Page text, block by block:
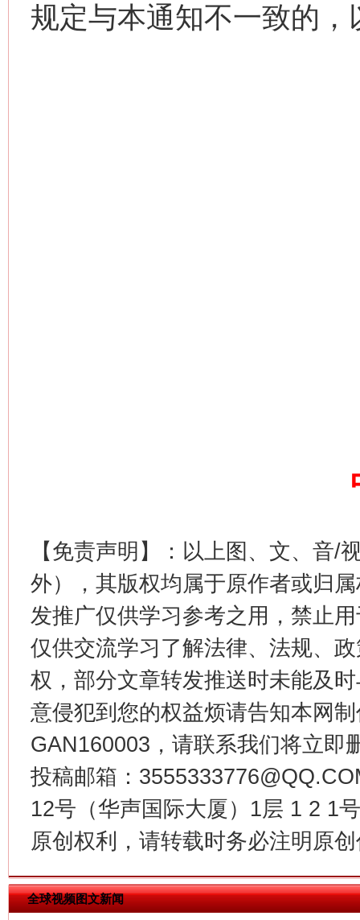
规定与本通知不一致的，
【免责声明】：以上图、文、音/
外），其版权均属于原作者或归
发推广仅供学习参考之用，禁止
仅供交流学习了解法律、法规、
权，部分文章转发推送时未能及
意侵犯到您的权益烦请告知本网
GAN160003，请联系我们将立即
投稿邮箱：
12号（华声国际大厦）1层 1 2 1
原创权利，请转载时务必注明原
全球视频图文新闻
谢
在谋一域中谋全局
今
习近平的博鳌关键词